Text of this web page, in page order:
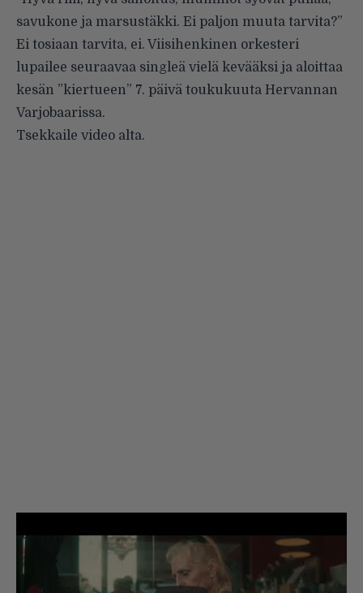
savukone ja marsustäkki. Ei paljon muuta tarvita?”
Ei tosiaan tarvita, ei. Viisihenkinen orkesteri
lupailee seuraavaa singleä vielä kevääksi ja aloittaa
kesän ”kiertueen” 7. päivä toukukuuta Hervannan
Varjobaarissa.
Tsekkaile video alta.